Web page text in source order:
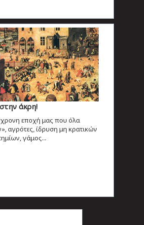
άκρη!
εποχή μας που όλα
αγρότες, ίδρυση μη κρατικών
γάμος...